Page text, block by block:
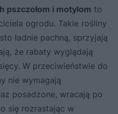
pszczołom i motylom to
ogrodu. Takie rośliny
ładnie pachną, sprzyjają
że rabaty wyglądają
W przeciwieństwie do
nie wymagają
posadzone, wracają po
się rozrastając w